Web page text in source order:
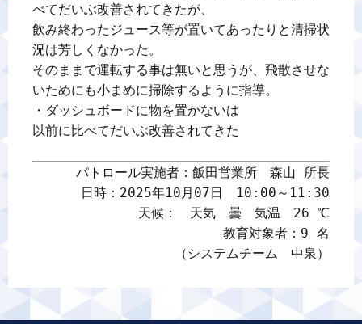
べてだいぶ改善されてきたが、
飲み終わったジュース等が置いてあったりと清掃状
況は芳しくなかった。
そのままで運転する事は無いと思うが、飛散させな
いためにも小まめに掃除するように指導。
・ダッシュボードに物を置かないは
以前に比べてだいぶ改善されてきた
パトロール実施者：飯田営業所　森山 所長
日時：2025年10月07日　10:00～11:30
天候：　天気　曇　気温　26 ℃
教育対象者：9 名
（システムチーム　中泉）